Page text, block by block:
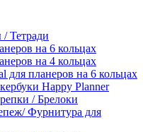
Тетради
на 6 кольцах
на 4 кольцах
для планеров на 6 кольцах
Happy Planner
/ Брелоки
Фурнитура для